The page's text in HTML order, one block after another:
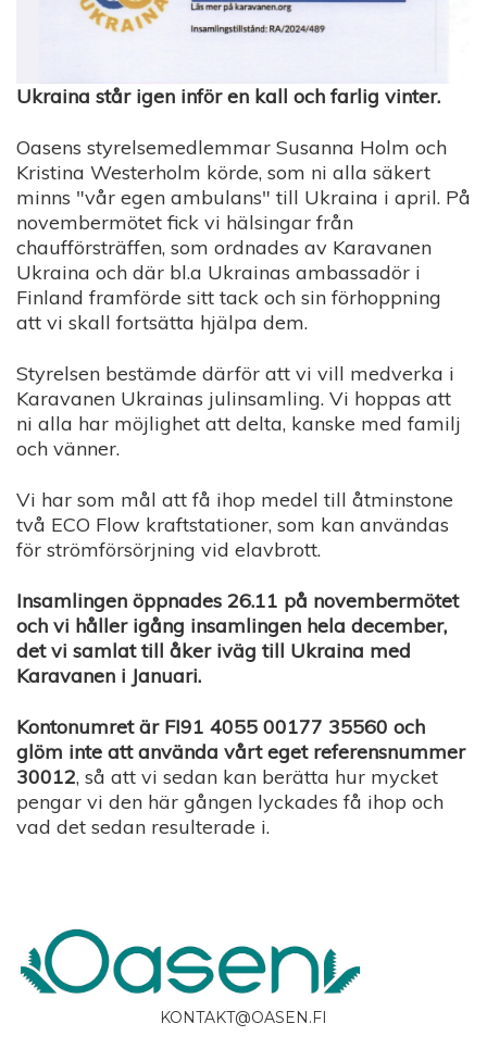
Ukraina står igen inför en kall och farlig vinter.
Oasens styrelsemedlemmar Susanna Holm och
Kristina Westerholm körde, som ni alla säkert
minns "vår egen ambulans" till Ukraina i april. På
novembermötet fick vi hälsingar från
chaufförsträffen, som ordnades av Karavanen
Ukraina och där bl.a Ukrainas ambassadör i
Finland framförde sitt tack och sin förhoppning
att vi skall fortsätta hjälpa dem.
Styrelsen bestämde därför att vi vill medverka i
Karavanen Ukrainas julinsamling. Vi hoppas att
ni alla har möjlighet att delta, kanske med familj
och vänner.
Vi har som mål att få ihop medel till åtminstone
två ECO Flow kraftstationer, som kan användas
för strömförsörjning vid elavbrott.
Insamlingen öppnades 26.11 på novembermötet
och vi håller igång insamlingen hela december,
det vi samlat till åker iväg till Ukraina med
Karavanen i Januari.
Kontonumret är FI91 4055 00177 35560 och
glöm inte att använda vårt eget referensnummer
30012, så att vi sedan kan berätta hur mycket
pengar vi den här gången lyckades få ihop och
vad det sedan resulterade i.
KONTAKT@OASEN.FI